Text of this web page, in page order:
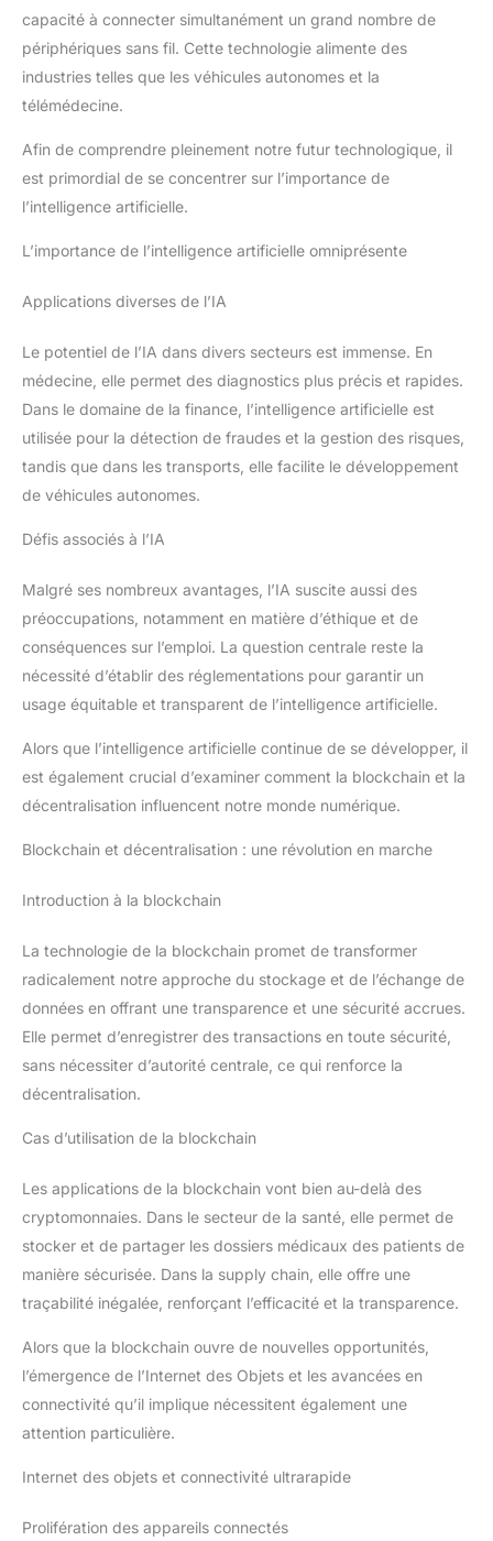
directement les numéros
à faire soi-même - Aucun
technicien requis, en quelques
minutes】 Ce kits de sécurité
pour la maison ne nécessite
une carte SIM GSM, de l'allumer
et d'installer les capteurs en
quelques minutes en suivant les
instructions fournies. Le
panneau de contrôle est doté
tous les âges), ainsi que d'une
Idéal pour les personnes âgées
simple. 【Commande vocale et
Sécurité flexible 24 heures sur
24, 7 jours sur 7】Alarme
maison sans fil Gérez à
distance votre système de
sécurité domestique sans fil via
l'application Tuya/Smart Life
activez/désactivez l'alarme,
réel et personnalisez les modes
(Absent, À la maison, Délai).
Google Assistant (par exemple,
« Alexa, active l'alarme »).
Bénéficiez d'une assistance
clientèle 24 heures sur 24 et
d'une garantie d'un an pour une
capacité à connecter simultanément un grand nombre de
périphériques sans fil. Cette technologie alimente des
industries telles que les véhicules autonomes et la
télémédecine.
Afin de comprendre pleinement notre futur technologique, il
est primordial de se concentrer sur l’importance de
l’intelligence artificielle.
L’importance de l’intelligence artificielle omniprésente
Applications diverses de l’IA
Le potentiel de l’IA dans divers secteurs est immense. En
médecine, elle permet des diagnostics plus précis et rapides.
Dans le domaine de la finance, l’intelligence artificielle est
utilisée pour la détection de fraudes et la gestion des risques,
tandis que dans les transports, elle facilite le développement
de véhicules autonomes.
Défis associés à l’IA
Malgré ses nombreux avantages, l’IA suscite aussi des
préoccupations, notamment en matière d’éthique et de
conséquences sur l’emploi. La question centrale reste la
nécessité d’établir des réglementations pour garantir un
usage équitable et transparent de l’intelligence artificielle.
Alors que l’intelligence artificielle continue de se développer, il
est également crucial d’examiner comment la blockchain et la
décentralisation influencent notre monde numérique.
Blockchain et décentralisation : une révolution en marche
Introduction à la blockchain
La technologie de la blockchain promet de transformer
radicalement notre approche du stockage et de l’échange de
données en offrant une transparence et une sécurité accrues.
Elle permet d’enregistrer des transactions en toute sécurité,
sans nécessiter d’autorité centrale, ce qui renforce la
décentralisation.
Cas d’utilisation de la blockchain
Les applications de la blockchain vont bien au-delà des
cryptomonnaies. Dans le secteur de la santé, elle permet de
stocker et de partager les dossiers médicaux des patients de
manière sécurisée. Dans la supply chain, elle offre une
traçabilité inégalée, renforçant l’efficacité et la transparence.
Alors que la blockchain ouvre de nouvelles opportunités,
l’émergence de l’Internet des Objets et les avancées en
connectivité qu’il implique nécessitent également une
attention particulière.
Internet des objets et connectivité ultrarapide
Prolifération des appareils connectés